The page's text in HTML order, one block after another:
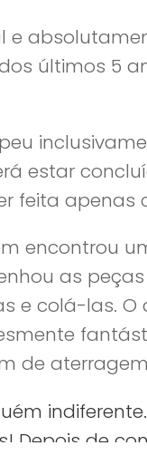
e
últimos 5
estar
feita
encontrou
as
e colá-las.
de
Depois de